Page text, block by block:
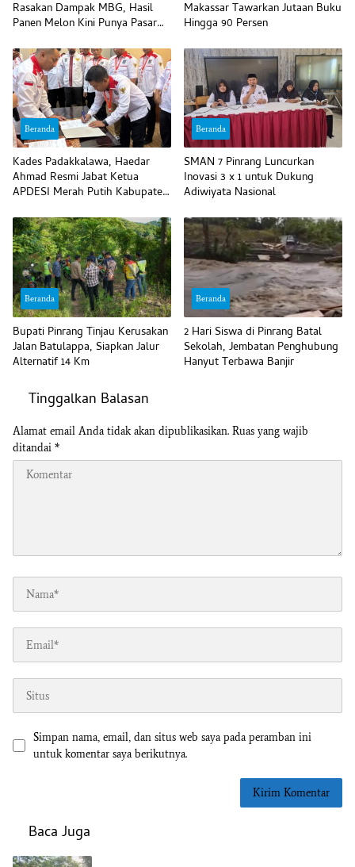
Rasakan Dampak MBG, Hasil
Panen Melon Kini Punya Pasar
Makassar Tawarkan Jutaan Buku
Hingga 90 Persen
Beranda
Kades Padakkalawa, Haedar
Ahmad Resmi Jabat Ketua
APDESI Merah Putih Kabupaten
Beranda
SMAN 7 Pinrang Luncurkan
Inovasi 3 x 1 untuk Dukung
Adiwiyata Nasional
Beranda
Bupati Pinrang Tinjau Kerusakan
Jalan Batulappa, Siapkan Jalur
Alternatif 14 Km
Beranda
2 Hari Siswa di Pinrang Batal
Sekolah, Jembatan Penghubung
Hanyut Terbawa Banjir
Tinggalkan Balasan
Alamat email Anda tidak akan dipublikasikan. Ruas yang wajib
ditandai *
Simpan nama, email, dan situs web saya pada peramban ini
untuk komentar saya berikutnya.
Baca Juga